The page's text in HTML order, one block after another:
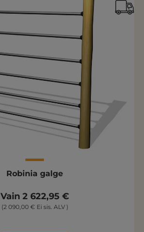
Robinia galge
Vain 2 622,95 €
(2 090,00 € Ei sis. ALV )